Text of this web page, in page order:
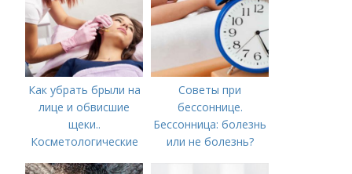
Как убрать брыли на
лице и обвисшие
щеки..
Косметологические
Советы при
бессоннице.
Бессонница: болезнь
или не болезнь?